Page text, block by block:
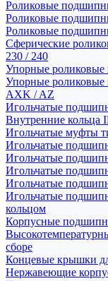
Роликовые
Роликовые
Роликовые
Сферические
230 / 240
Упорные
Упорные
AXK / AZ
Игольчатые
Внутренние кольца
Игольчатые муфты
Игольчатые
Игольчатые
Игольчатые
Игольчатые
Игольчатые
кольцом
Корпусные
сборе
Концевые крышки
Нержавеющие